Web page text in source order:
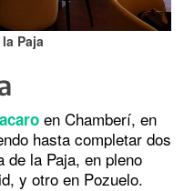
Paja
en Chamberí, en
hasta completar dos
de la Paja, en pleno
y otro en Pozuelo.